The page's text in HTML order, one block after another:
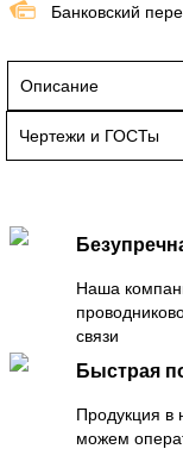
Банковский
Описание
Чертежи и ГОСТы
Наша
связи
Быстрая
Продукция в
можем